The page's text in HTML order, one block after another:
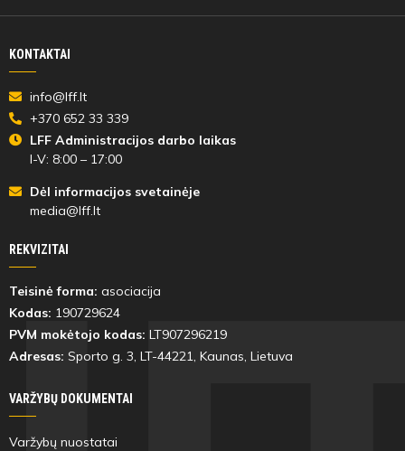
KONTAKTAI
info@lff.lt
+370 652 33 339
LFF Administracijos darbo laikas
I-V: 8:00 – 17:00
Dėl informacijos svetainėje
media@lff.lt
REKVIZITAI
Teisinė forma: asociacija
Kodas: 190729624
PVM mokėtojo kodas: LT907296219
Adresas: Sporto g. 3, LT-44221, Kaunas, Lietuva
VARŽYBŲ DOKUMENTAI
Varžybų nuostatai